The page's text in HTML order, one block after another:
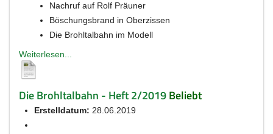
Nachruf auf Rolf Präuner
Böschungsbrand in Oberzissen
Die Brohltalbahn im Modell
Weiterlesen...
Die Brohltalbahn - Heft 2/2019Beliebt
Erstelldatum: 28.06.2019